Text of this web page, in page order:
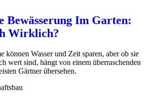
Bewässerung Im Garten:
Wirklich?
können Wasser und Zeit sparen, aber ob sie
wert sind, hängt von einem überraschenden
Gärtner übersehen.